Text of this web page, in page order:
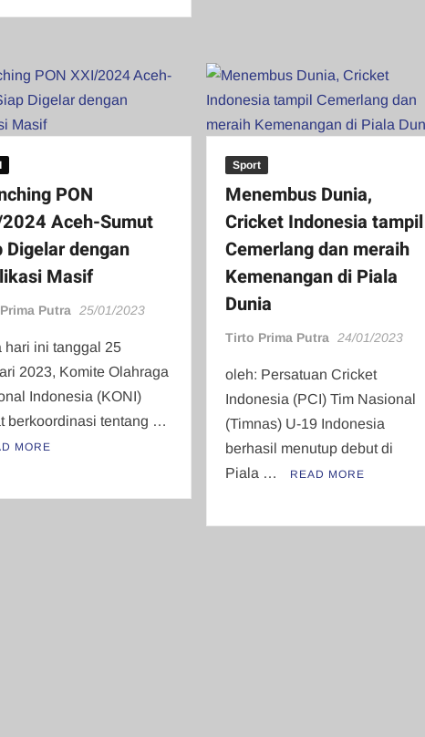
PON
Aceh-Sumut
Digelar dengan
Masif
Putra 25/01/2023
hari ini tanggal 25
2023, Komite Olahraga
Indonesia (KONI)
berkoordinasi tentang …
MORE
Sport
Menembus Dunia,
Cricket Indonesia tampil
Cemerlang dan meraih
Kemenangan di Piala
Dunia
Tirto Prima Putra 24/01/2023
oleh: Persatuan Cricket
Indonesia (PCI) Tim Nasional
(Timnas) U-19 Indonesia
berhasil menutup debut di
Piala …
READ MORE